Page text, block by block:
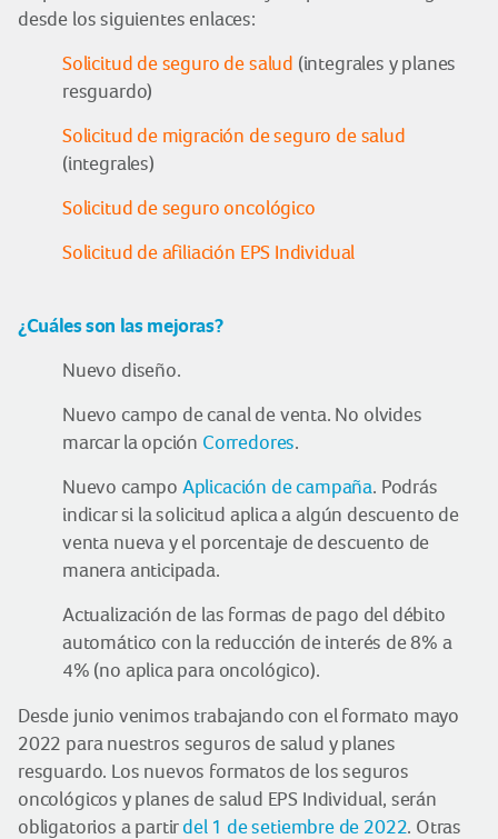
desde los siguientes enlaces:
Solicitud de seguro de salud (integrales y planes
resguardo)
Solicitud de migración de seguro de salud
(integrales)
Solicitud de seguro oncológico
Solicitud de afiliación EPS Individual
¿Cuáles son las mejoras?
Nuevo diseño.
Nuevo campo de canal de venta. No olvides
marcar la opción Corredores.
Nuevo campo Aplicación de campaña. Podrás
indicar si la solicitud aplica a algún descuento de
venta nueva y el porcentaje de descuento de
manera anticipada.
Actualización de las formas de pago del débito
automático con la reducción de interés de 8% a
4% (no aplica para oncológico).
Desde junio venimos trabajando con el formato mayo
2022 para nuestros seguros de salud y planes
resguardo. Los nuevos formatos de los seguros
oncológicos y planes de salud EPS Individual, serán
obligatorios a partir del 1 de setiembre de 2022. Otras